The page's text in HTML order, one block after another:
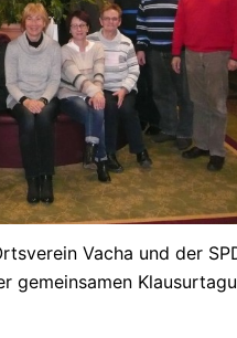
Vacha und der
gemeinsamen